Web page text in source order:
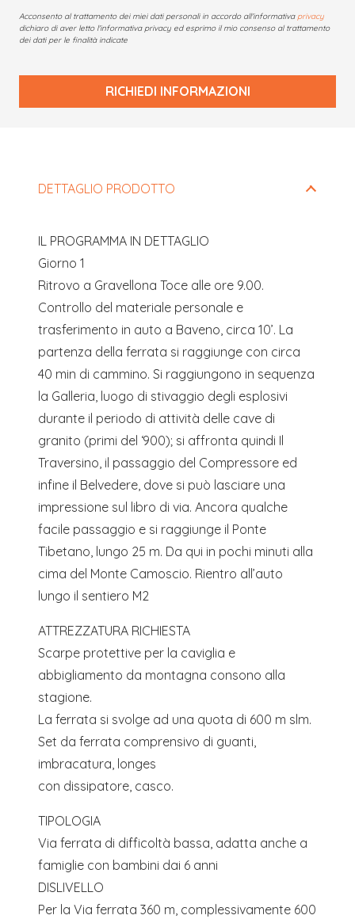
Acconsento al trattamento dei miei dati personali in accordo all'informativa privacy
dichiaro di aver letto l'informativa privacy ed esprimo il mio consenso al trattamento
dei dati per le finalità indicate
RICHIEDI INFORMAZIONI
essere
vuoto
DETTAGLIO PRODOTTO
IL PROGRAMMA IN DETTAGLIO
Giorno 1
Ritrovo a Gravellona Toce alle ore 9.00.
Controllo del materiale personale e
trasferimento in auto a Baveno, circa 10’. La
partenza della ferrata si raggiunge con circa
40 min di cammino. Si raggiungono in sequenza
la Galleria, luogo di stivaggio degli esplosivi
durante il periodo di attività delle cave di
granito (primi del ‘900); si affronta quindi Il
Traversino, il passaggio del Compressore ed
infine il Belvedere, dove si può lasciare una
impressione sul libro di via. Ancora qualche
facile passaggio e si raggiunge il Ponte
Tibetano, lungo 25 m. Da qui in pochi minuti alla
cima del Monte Camoscio. Rientro all’auto
lungo il sentiero M2
ATTREZZATURA RICHIESTA
Scarpe protettive per la caviglia e
abbigliamento da montagna consono alla
stagione.
La ferrata si svolge ad una quota di 600 m slm.
Set da ferrata comprensivo di guanti,
imbracatura, longes
con dissipatore, casco.
TIPOLOGIA
Via ferrata di difficoltà bassa, adatta anche a
famiglie con bambini dai 6 anni
DISLIVELLO
Per la Via ferrata 360 m, complessivamente 600